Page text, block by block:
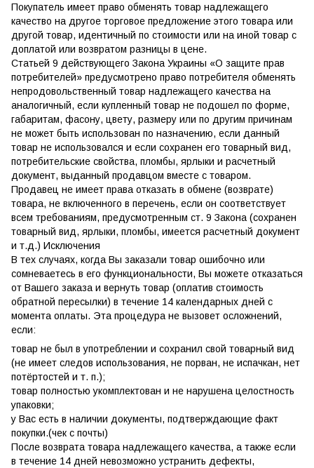
Покупатель имеет право обменять товар надлежащего
качество на другое торговое предложение этого товара или
другой товар, идентичный по стоимости или на иной товар с
доплатой или возвратом разницы в цене.
Статьей 9 действующего Закона Украины «О защите прав
потребителей» предусмотрено право потребителя обменять
непродовольственный товар надлежащего качества на
аналогичный, если купленный товар не подошел по форме,
габаритам, фасону, цвету, размеру или по другим причинам
не может быть использован по назначению, если данный
товар не использовался и если сохранен его товарный вид,
потребительские свойства, пломбы, ярлыки и расчетный
документ, выданный продавцом вместе с товаром.
Продавец не имеет права отказать в обмене (возврате)
товара, не включенного в перечень, если он соответствует
всем требованиям, предусмотренным ст. 9 Закона (сохранен
товарный вид, ярлыки, пломбы, имеется расчетный документ
и т.д.) Исключения
В тех случаях, когда Вы заказали товар ошибочно или
сомневаетесь в его функциональности, Вы можете отказаться
от Вашего заказа и вернуть товар (оплатив стоимость
обратной пересылки) в течение 14 календарных дней с
момента оплаты. Эта процедура не вызовет осложнений,
если:
товар не был в употреблении и сохранил свой товарный вид
(не имеет следов использования, не порван, не испачкан, нет
потёртостей и т. п.);
товар полностью укомплектован и не нарушена целостность
упаковки;
у Вас есть в наличии документы, подтверждающие факт
покупки.(чек с почты)
После возврата товара надлежащего качества, а также если
в течение 14 дней невозможно устранить дефекты,